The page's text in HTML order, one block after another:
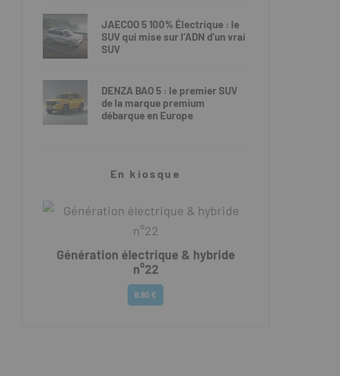
JAECOO 5 100% Électrique : le
SUV qui mise sur l’ADN d’un vrai
SUV
DENZA BAO 5 : le premier SUV
de la marque premium
débarque en Europe
En kiosque
Génération électrique & hybride
n°22
6.90 €